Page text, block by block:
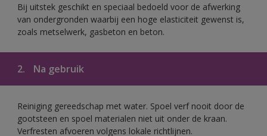
Bij uitstek geschikt en speciaal bedoeld voor de afwerking
van ondergronden waarbij een hoge elasticiteit gewenst is,
zoals metselwerk, gasbeton en beton.
2. Na gebruik
Reiniging gereedschap met water. Spoel verf nooit door de
gootsteen en spoel materialen niet uit onder de kraan.
Verfresten afvoeren volgens lokale richtlijnen.